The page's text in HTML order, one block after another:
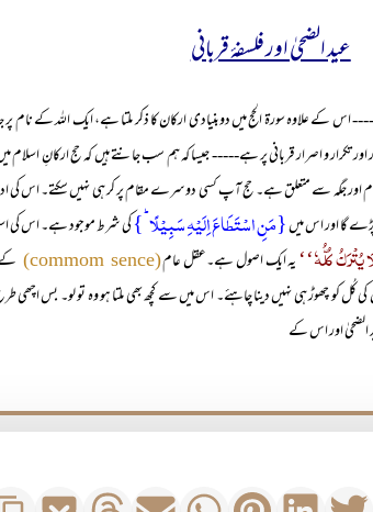
عید الضحیٰ اور فلسفۂ قربانی
سورۃ الحج میں دوبنیادی ارکان کا ذکر ملتا ہے، ایک اللہ کے نام پر
تکرار و اصرار قربانی پر ہے----- جیسا کہ ہم سب جانتے ہیں کہ حج ارکانِ اسلام
اور جگہ سے متعلق ہے۔ حج آپ کسی دوسرے مقام پر کر ہی نہیں سکتے۔ اس کی
گا اور اس میں{مَنِ اسۡتَطَاعَ اِلَیۡہِ سَبِیۡلًا ؕ}کی شرط موجود ہے۔ اس کی
یُتْرَکُ کُلُّہٗ‘‘یہ ایک اصول ہے۔عقل عام(commom sence)
کو چھوڑ ہی نہیں دینا چاہئے۔ اس میں سے کچھ بھی ملتا ہو وہ تو لو۔ بس اچھی طرح
الضحیٰ اور اس کے